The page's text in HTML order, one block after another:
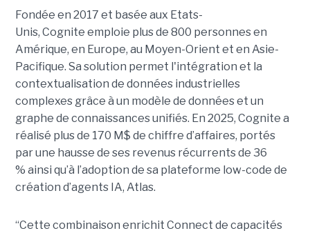
Fondée en 2017 et basée aux Etats-
Unis, Cognite emploie plus de 800 personnes en
Amérique, en Europe, au Moyen-Orient et en Asie-
Pacifique. Sa solution permet l'intégration et la
contextualisation de données industrielles
complexes grâce à un modèle de données et un
graphe de connaissances unifiés. En 2025, Cognite a
réalisé plus de 170 M$ de chiffre d’affaires, portés
par une hausse de ses revenus récurrents de 36
% ainsi qu’à l’adoption de sa plateforme low-code de
création d’agents IA, Atlas.
“Cette combinaison enrichit Connect de capacités